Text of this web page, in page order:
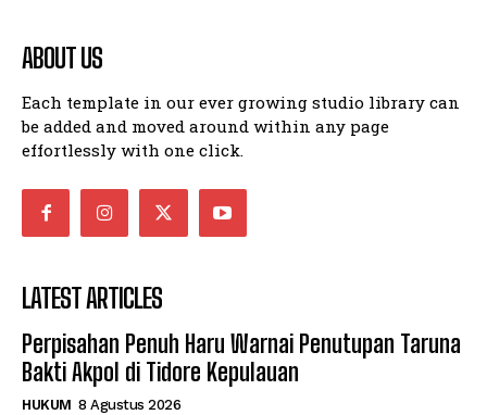
ABOUT US
Each template in our ever growing studio library can
be added and moved around within any page
effortlessly with one click.
LATEST ARTICLES
Perpisahan Penuh Haru Warnai Penutupan Taruna
Bakti Akpol di Tidore Kepulauan
HUKUM 8 Agustus 2026